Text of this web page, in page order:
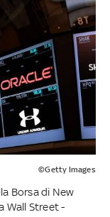
©Getty Images
Borsa di New
Wall Street -